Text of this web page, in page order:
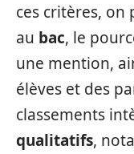
ces critères, on
au bac, le
une mention,
élèves et des
classements
qualitatifs,